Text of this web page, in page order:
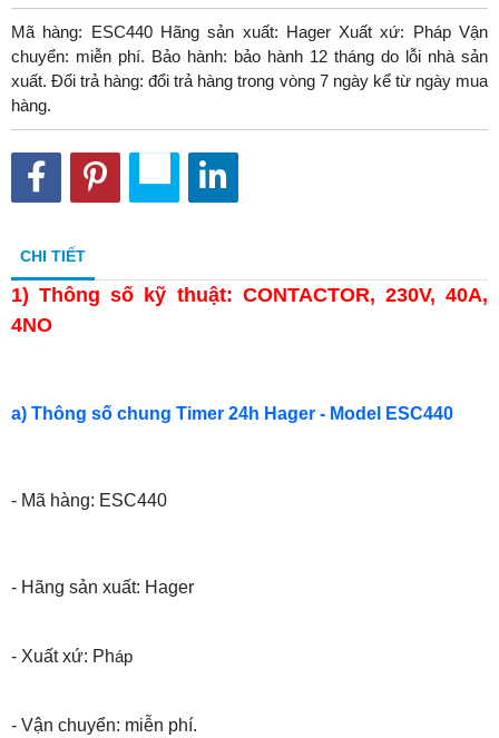
Mã hàng: ESC440 Hãng sản xuất: Hager Xuất xứ: Pháp Vận
chuyển: miễn phí. Bảo hành: bảo hành 12 tháng do lỗi nhà sản
xuất. Đổi trả hàng: đổi trả hàng trong vòng 7 ngày kể từ ngày mua
hàng.
CHI TIẾT
1)Thông số kỹ thuật: CONTACTOR, 230V, 40A,
4NO
a) Thông số chung Timer 24h Hager - Model ESC440
- Mã hàng: ESC440
- Hãng sản xuất: Hager
- Xuất xứ: Pháp
- Vận chuyển: miễn phí.